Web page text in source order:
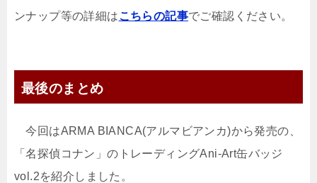
ンナップ等の詳細はこちらの記事でご確認ください。
最後のまとめ
今回はARMA BIANCA(アルマビアンカ)から発売の、
「名探偵コナン」のトレーディングAni-Art缶バッジ
vol.2を紹介しました。